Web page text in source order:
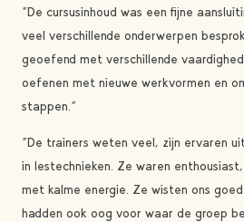
“De cursusinhoud was een fijne
veel verschillende onderwerpen
geoefend met verschillende
oefenen met nieuwe werkvormen en
stappen.”
“De trainers weten veel, zijn ervaren
in lestechnieken. Ze waren
met kalme energie. Ze wisten ons
hadden ook oog voor waar de groep